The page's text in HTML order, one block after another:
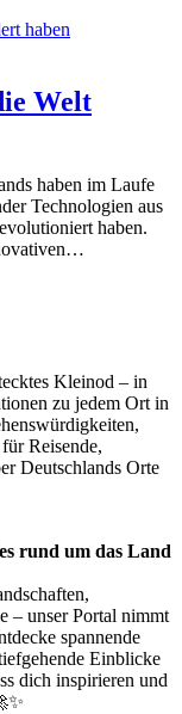
Welt
haben im Laufe
Technologien aus
haben.
Kleinod – in
zu jedem Ort in
Reisende,
Deutschlands Orte
rund um das Land
– unser Portal nimmt
spannende
Einblicke
dich inspirieren und